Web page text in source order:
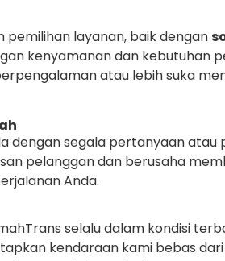
layanan, baik dengan
kenyamanan dan kebutuhan
atau lebih suka
dengan segala pertanyaan atau
pelanggan dan berusaha
Anda.
selalu dalam kondisi
kendaraan kami bebas